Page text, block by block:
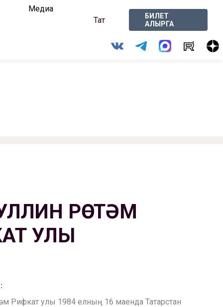
Медиа
Тат
БИЛЕТ
АЛЫРГА
РӨСТӘМ
УЛЫ
Рифкат улы 1984 елның 16 маенда Татарстан